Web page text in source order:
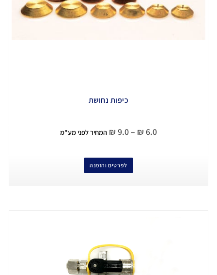
כיפות נחושת
₪ 6.0
–
₪ 9.0 המחיר לפני מע"מ
לפרטים והזמנה